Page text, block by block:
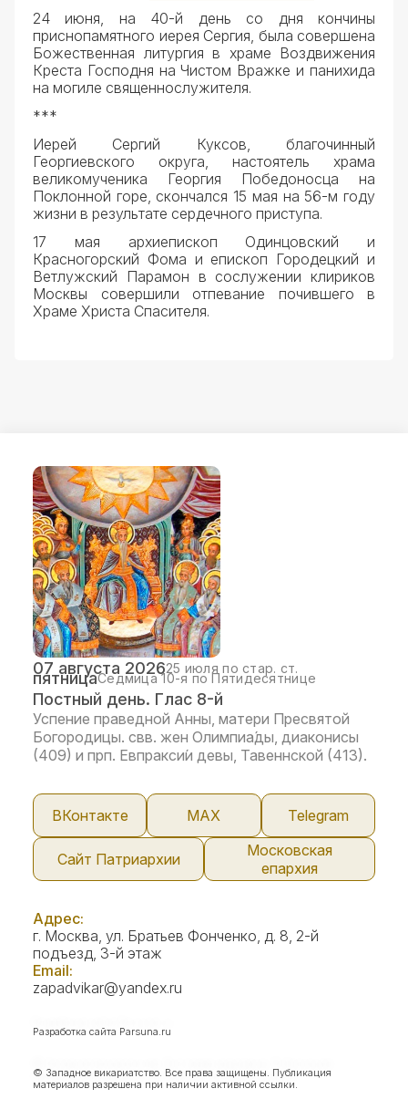
24 июня, на 40-й день со дня кончины
приснопамятного иерея Сергия, была совершена
Божественная литургия в храме Воздвижения
Креста Господня на Чистом Вражке и панихида
на могиле священнослужителя.
***
Иерей Сергий Куксов, благочинный
Георгиевского округа, настоятель храма
великомученика Георгия Победоносца на
Поклонной горе, скончался 15 мая на 56-м году
жизни в результате сердечного приступа.
17 мая архиепископ Одинцовский и
Красногорский Фома и епископ Городецкий и
Ветлужский Парамон в сослужении клириков
Москвы совершили отпевание почившего в
Храме Христа Спасителя.
07 августа 202625 июля по стар. ст.
пятницаСедмица 10-я по Пятидесятнице
Постный день. Глас 8-й
Успение праведной Анны, матери Пресвятой
Богородицы. свв. жен Олимпиа́ды, диаконисы
(409) и прп. Евпракси́и девы, Тавеннской (413).
ВКонтакте МАX Telegram
Сайт Патриархии
Московская
епархия
Адрес:
г. Москва, ул. Братьев Фонченко, д. 8, 2-й
подъезд, 3-й этаж
Email:
zapadvikar@yandex.ru
Разработка сайта Parsuna.ru
© Западное викариатство. Все права защищены. Публикация
материалов разрешена при наличии активной ссылки.